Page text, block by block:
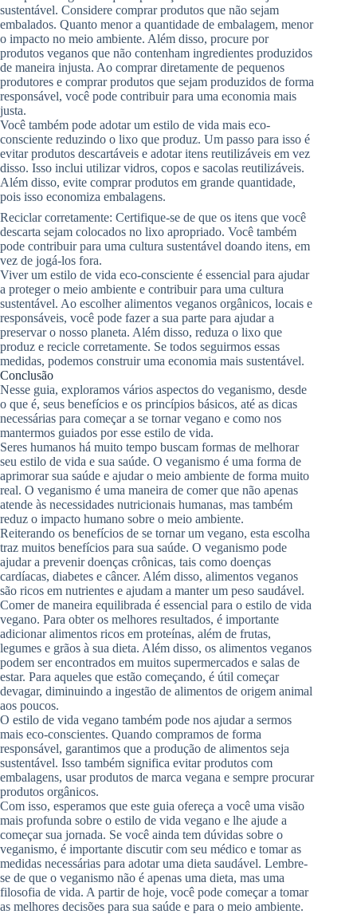
sustentável. Considere comprar produtos que não sejam
embalados. Quanto menor a quantidade de embalagem, menor
o impacto no meio ambiente. Além disso, procure por
produtos veganos que não contenham ingredientes produzidos
de maneira injusta. Ao comprar diretamente de pequenos
produtores e comprar produtos que sejam produzidos de forma
responsável, você pode contribuir para uma economia mais
justa.
Você também pode adotar um estilo de vida mais eco-
consciente reduzindo o lixo que produz. Um passo para isso é
evitar produtos descartáveis ​​e adotar itens reutilizáveis ​​em vez
disso. Isso inclui utilizar vidros, copos e sacolas reutilizáveis.
Além disso, evite comprar produtos em grande quantidade,
pois isso economiza embalagens.
Reciclar corretamente: Certifique-se de que os itens que você
descarta sejam colocados no lixo apropriado. Você também
pode contribuir para uma cultura sustentável doando itens, em
vez de jogá-los fora.
Viver um estilo de vida eco-consciente é essencial para ajudar
a proteger o meio ambiente e contribuir para uma cultura
sustentável. Ao escolher alimentos veganos orgânicos, locais e
responsáveis, você pode fazer a sua parte para ajudar a
preservar o nosso planeta. Além disso, reduza o lixo que
produz e recicle corretamente. Se todos seguirmos essas
medidas, podemos construir uma economia mais sustentável.
Conclusão
Nesse guia, exploramos vários aspectos do veganismo, desde
o que é, seus benefícios e os princípios básicos, até as dicas
necessárias para começar a se tornar vegano e como nos
mantermos guiados por esse estilo de vida.
Seres humanos há muito tempo buscam formas de melhorar
seu estilo de vida e sua saúde. O veganismo é uma forma de
aprimorar sua saúde e ajudar o meio ambiente de forma muito
real. O veganismo é uma maneira de comer que não apenas
atende às necessidades nutricionais humanas, mas também
reduz o impacto humano sobre o meio ambiente.
Reiterando os benefícios de se tornar um vegano, esta escolha
traz muitos benefícios para sua saúde. O veganismo pode
ajudar a prevenir doenças crônicas, tais como doenças
cardíacas, diabetes e câncer. Além disso, alimentos veganos
são ricos em nutrientes e ajudam a manter um peso saudável.
Comer de maneira equilibrada é essencial para o estilo de vida
vegano. Para obter os melhores resultados, é importante
adicionar alimentos ricos em proteínas, além de frutas,
legumes e grãos à sua dieta. Além disso, os alimentos veganos
podem ser encontrados em muitos supermercados e salas de
estar. Para aqueles que estão começando, é útil começar
devagar, diminuindo a ingestão de alimentos de origem animal
aos poucos.
O estilo de vida vegano também pode nos ajudar a sermos
mais eco-conscientes. Quando compramos de forma
responsável, garantimos que a produção de alimentos seja
sustentável. Isso também significa evitar produtos com
embalagens, usar produtos de marca vegana e sempre procurar
produtos orgânicos.
Com isso, esperamos que este guia ofereça a você uma visão
mais profunda sobre o estilo de vida vegano e lhe ajude a
começar sua jornada. Se você ainda tem dúvidas sobre o
veganismo, é importante discutir com seu médico e tomar as
medidas necessárias para adotar uma dieta saudável. Lembre-
se de que o veganismo não é apenas uma dieta, mas uma
filosofia de vida. A partir de hoje, você pode começar a tomar
as melhores decisões para sua saúde e para o meio ambiente.